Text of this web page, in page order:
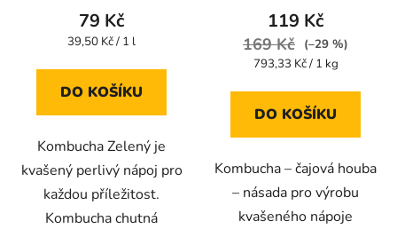
produktu
je
z
79 Kč
Měrná
39,50 Kč / 1 l
DO KOŠÍKU
Kombucha Zelený je
kvašený perlivý nápoj pro
každou příležitost.
Kombucha chutná
produktu
je
4,4
5
119 Kč
169 Kč
(–29 %)
Měrná
793,33 Kč / 1 kg
DO KOŠÍKU
Kombucha – čajová houba
– násada pro výrobu
kvašeného nápoje